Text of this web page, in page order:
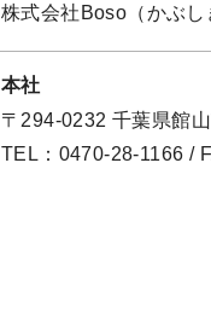
株式会社Boso（かぶし
本社
〒294-0232 千葉県館
TEL：0470-28-1166 /